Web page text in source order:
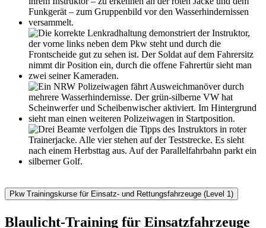
Pkw Trainingskurse für Einsatz- und Rettungsfahrzeuge (Level 1)
Blaulicht-Training für Einsatzfahrzeuge